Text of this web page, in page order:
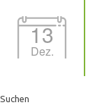
13
Dez.
Suchen